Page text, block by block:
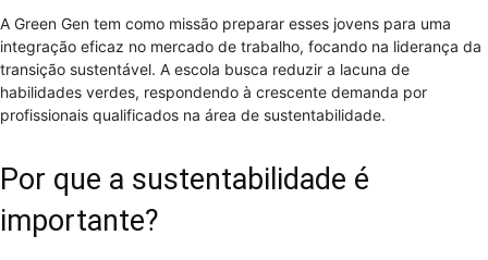
A Green Gen tem como missão preparar esses jovens para uma
integração eficaz no mercado de trabalho, focando na liderança da
transição sustentável. A escola busca reduzir a lacuna de
habilidades verdes, respondendo à crescente demanda por
profissionais qualificados na área de sustentabilidade.
Por que a sustentabilidade é
importante?